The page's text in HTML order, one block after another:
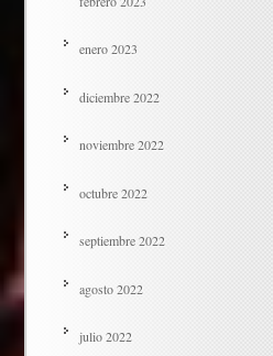
enero 2023
diciembre 2022
noviembre 2022
octubre 2022
septiembre 2022
agosto 2022
julio 2022